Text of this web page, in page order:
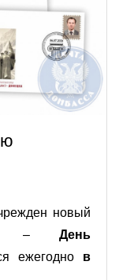
новый
– День
ежегодно в